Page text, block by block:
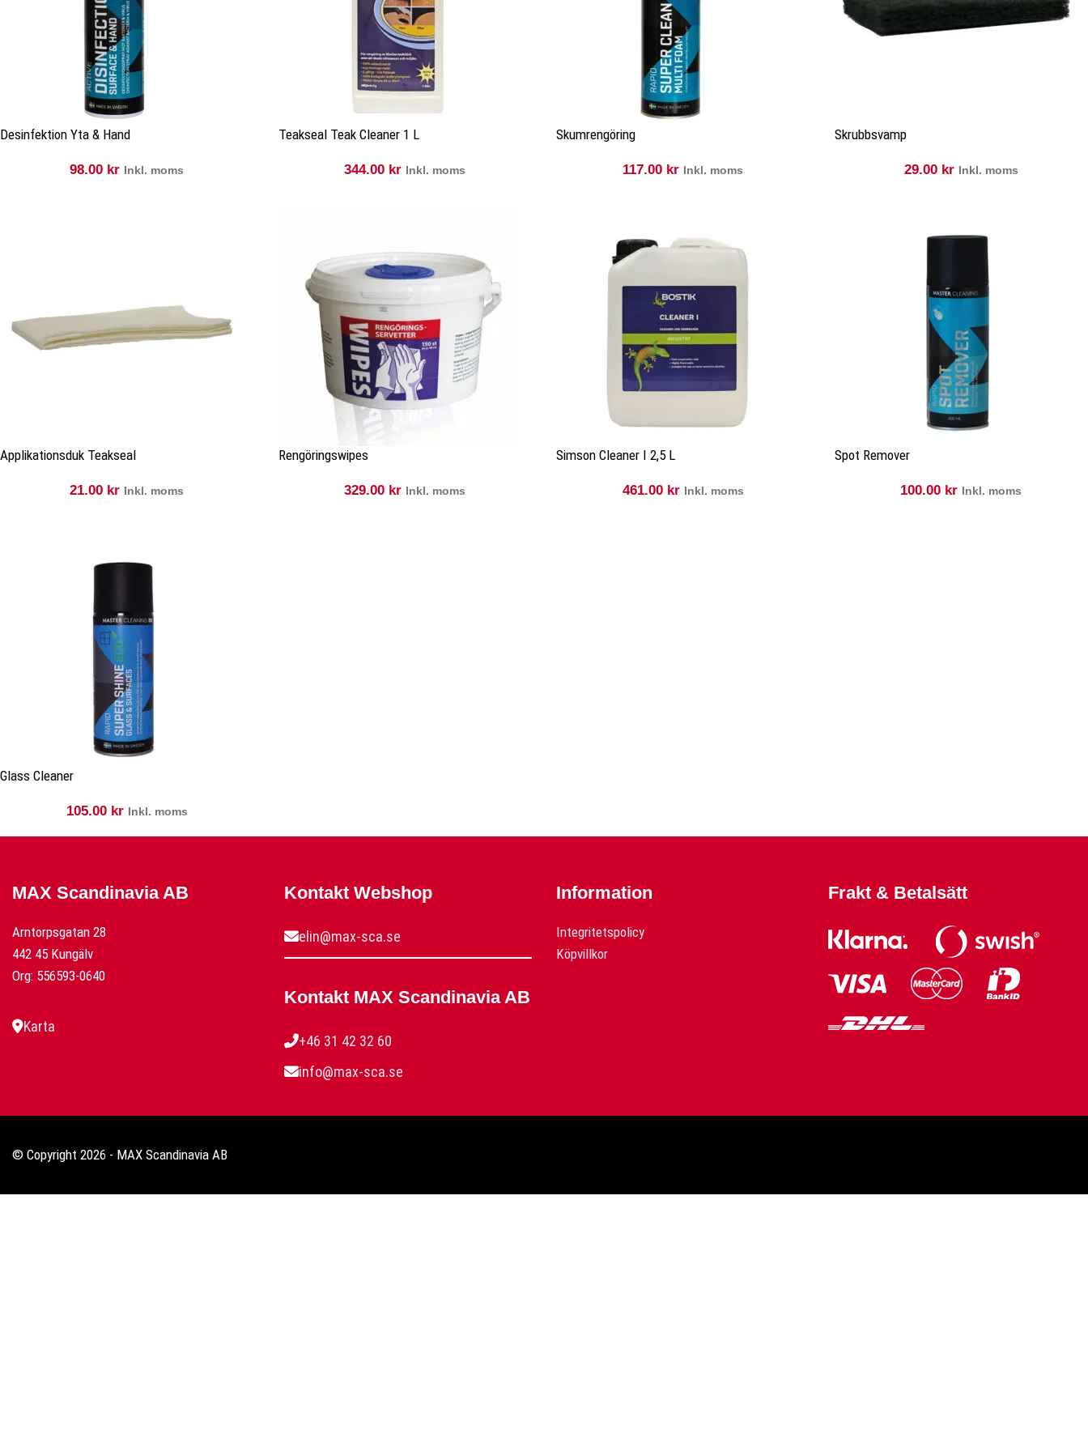
Desinfektion Yta & Hand
98.00 kr Inkl. moms
Teakseal Teak Cleaner 1 L
344.00 kr Inkl. moms
Skumrengöring
117.00 kr Inkl. moms
Skrubbsvamp
29.00 kr Inkl. moms
Applikationsduk Teakseal
21.00 kr Inkl. moms
Rengöringswipes
329.00 kr Inkl. moms
Simson Cleaner I 2,5 L
461.00 kr Inkl. moms
Spot Remover
100.00 kr Inkl. moms
Glass Cleaner
105.00 kr Inkl. moms
MAX Scandinavia AB
Arntorpsgatan 28
442 45 Kungälv
Org: 556593-0640
Karta
Kontakt Webshop
elin@max-sca.se
Kontakt MAX Scandinavia AB
+46 31 42 32 60
info@max-sca.se
Information
Integritetspolicy
Köpvillkor
Frakt & Betalsätt
© Copyright 2026 - MAX Scandinavia AB